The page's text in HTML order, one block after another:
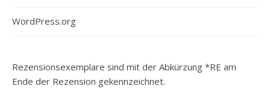
WordPress.org
Rezensionsexemplare sind mit der Abkürzung *RE am
Ende der Rezension gekennzeichnet.